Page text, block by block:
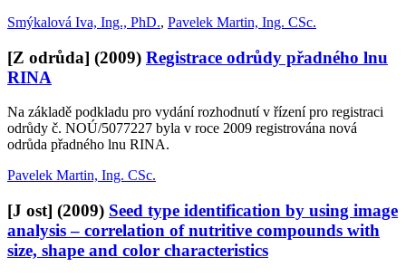
Smýkalová Iva, Ing., PhD., Pavelek Martin, Ing. CSc.
[Z odrůda] (2009) Registrace odrůdy přadného lnu
RINA
Na základě podkladu pro vydání rozhodnutí v řízení pro registraci
odrůdy č. NOÚ/5077227 byla v roce 2009 registrována nová
odrůda přadného lnu RINA.
Pavelek Martin, Ing. CSc.
[J ost] (2009) Seed type identification by using image
analysis – correlation of nutritive compounds with
size, shape and color characteristics